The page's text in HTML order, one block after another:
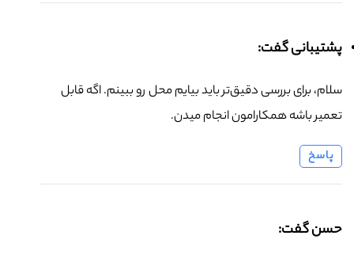
پشتیبانی گفت:
سلام، برای بررسی دقیق‌تر باید بیایم محل رو ببینم. اگه قابل
تعمیر باشه همکارامون انجام میدن.
پاسخ
حسن گفت: